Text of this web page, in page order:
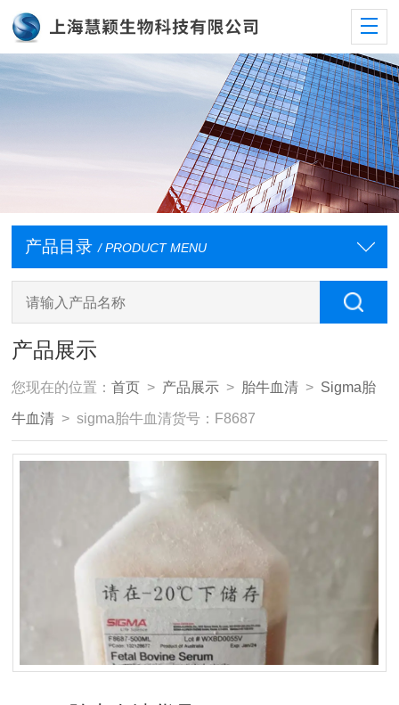
产品目录 / PRODUCT MENU
产品展示
您现在的位置：首页 > 产品展示 > 胎牛血清 > Sigma胎
牛血清 > sigma胎牛血清货号：F8687